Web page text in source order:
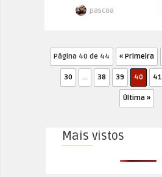
pascoa
Página 40 de 44 « Primeira
30 ... 38 39 40 41
Última »
Mais vistos